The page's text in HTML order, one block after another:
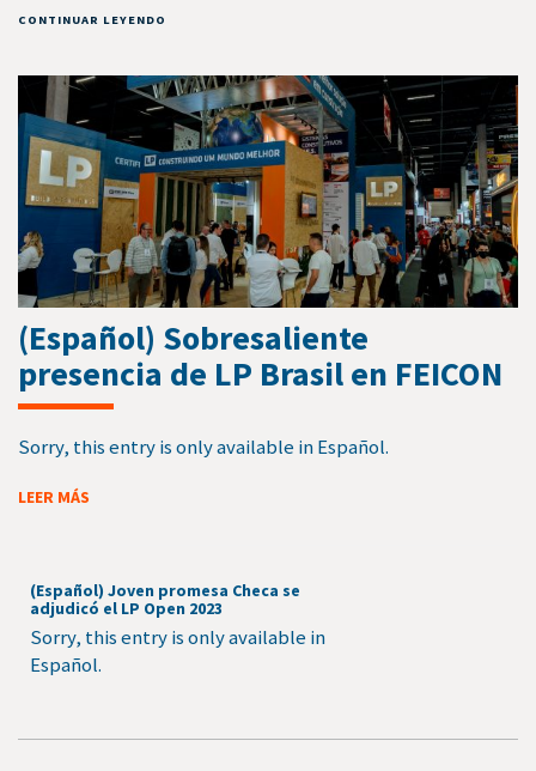
CONTINUAR LEYENDO
(Español) Sobresaliente
presencia de LP Brasil en FEICON
Sorry, this entry is only available in Español.
LEER MÁS
(Español) Joven promesa Checa se
adjudicó el LP Open 2023
Sorry, this entry is only available in
Español.